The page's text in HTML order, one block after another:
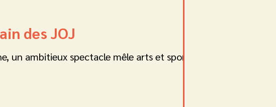
des JOJ
un ambitieux spectacle mêle arts et sports